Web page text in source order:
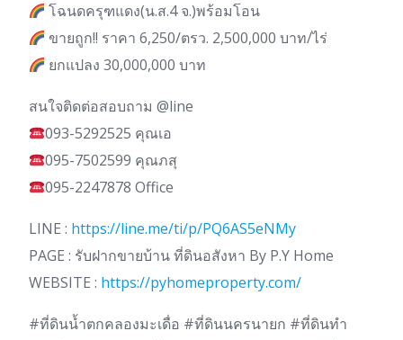
โฉนดครุฑแดง(น.ส.4 จ.)พร้อมโอน
ขายถูก!! ราคา 6,250/ตรว. 2,500,000 บาท/ไร่
ยกแปลง 30,000,000 บาท
สนใจติดต่อสอบถาม @line
093-5292525 คุณเอ
095-7502599 คุณภสุ
095-2247878 Office
LINE : https://line.me/ti/p/PQ6AS5eNMy
PAGE : รับฝากขายบ้าน ที่ดินอสังหา By P.Y Home
WEBSITE : https://pyhomeproperty.com/
#ที่ดินน้ำตกคลองมะเดื่อ #ที่ดินนครนายก #ที่ดินทำ